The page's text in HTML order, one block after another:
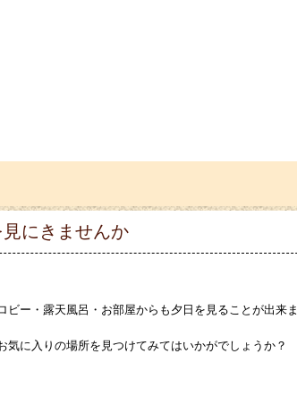
見にきませんか
ビー・露天風呂・お部屋からも夕日を見ることが出来ま
気に入りの場所を見つけてみてはいかがでしょうか？